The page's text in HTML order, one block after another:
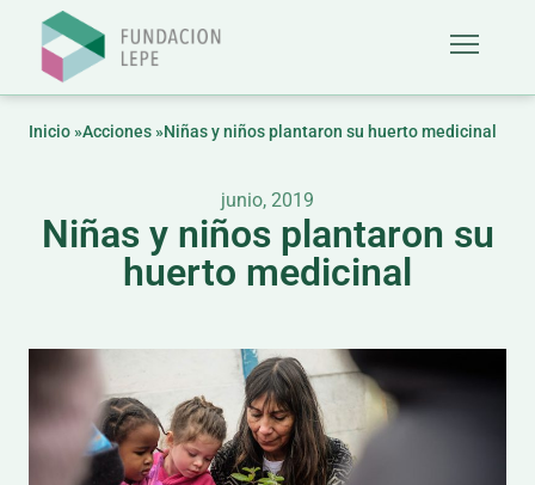
Inicio »Acciones »Niñas y niños plantaron su huerto medicinal
junio, 2019
Niñas y niños plantaron su
huerto medicinal